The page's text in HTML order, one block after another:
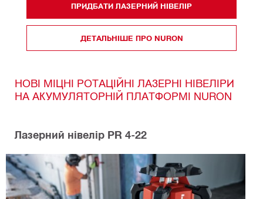
ПРИДБАТИ ЛАЗЕРНИЙ НІВЕЛІР
ДЕТАЛЬНІШЕ ПРО NURON
НОВІ МІЦНІ РОТАЦІЙНІ ЛАЗЕРНІ НІВЕЛІРИ
НА АКУМУЛЯТОРНІЙ ПЛАТФОРМІ NURON
Лазерний нівелір PR 4-22